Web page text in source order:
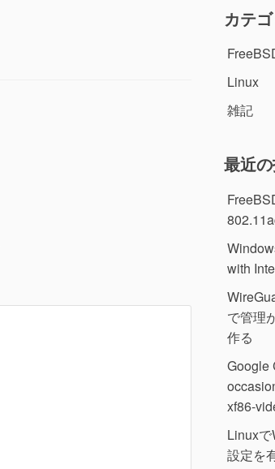
カテ
Linux
雑記
最近
with
で管理
作る
Google
xf86-
Linux
設定を